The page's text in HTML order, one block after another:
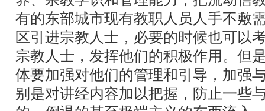
有的东部城市现有教职人员人手不敷
区引进宗教人士，必要的时候也可以
宗教人士，发挥他们的积极作用。但
体要加强对他们的管理和引导，加强
别是对讲经内容加以把握，防止一些